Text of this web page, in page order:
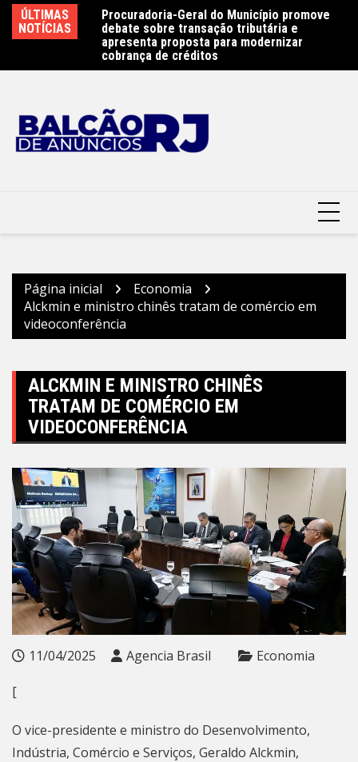
para
ÚLTIMAS
NOTÍCIAS
450 atletas na
sábado (8) –
Procuradoria-Geral do Município promove
debate sobre transação tributária e
apresenta proposta para modernizar
cobrança de créditos
Página inicial
Economia
Alckmin e ministro chinês tratam de comércio em
videoconferência
ALCKMIN E MINISTRO CHINÊS
TRATAM DE COMÉRCIO EM
VIDEOCONFERÊNCIA
11/04/2025 Agencia Brasil Economia
[
O vice-presidente e ministro do Desenvolvimento,
Indústria, Comércio e Serviços, Geraldo Alckmin,